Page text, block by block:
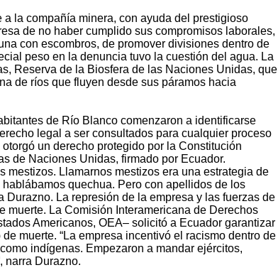
la compañía minera, con ayuda del prestigioso
de no haber cumplido sus compromisos laborales,
con escombros, de promover divisiones dentro de
peso en la denuncia tuvo la cuestión del agua. La
Reserva de la Biosfera de las Naciones Unidas, que
de ríos que fluyen desde sus páramos hacia
de Río Blanco comenzaron a identificarse
legal a ser consultados para cualquier proceso
un derecho protegido por la Constitución
de Naciones Unidas, firmado por Ecuador.
mestizos. Llamarnos mestizos era una estrategia de
quechua. Pero con apellidos de los
Durazno. La represión de la empresa y las fuerzas de
muerte. La Comisión Interamericana de Derechos
Americanos, OEA– solicitó a Ecuador garantizar
muerte. “La empresa incentivó el racismo dentro de
indígenas. Empezaron a mandar ejércitos,
narra Durazno.